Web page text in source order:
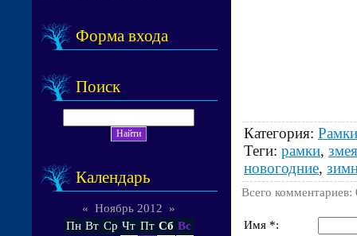
Форма входа
Поиск
Календарь
« Ноябрь 2012
»
Пн Вт Ср Чт Пт Сб Вс
Категория:
Теги: рамки, змея
новогодние,
Всего комментариев:
Имя *: